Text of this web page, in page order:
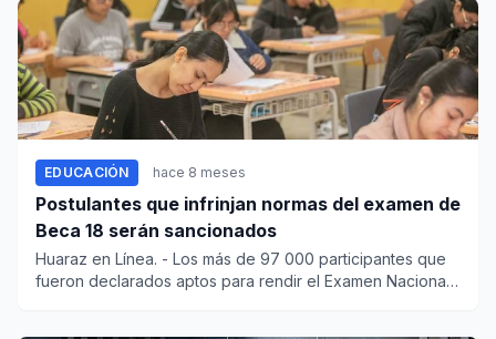
EDUCACIÓN hace 8 meses
Postulantes que infrinjan normas del examen de
Beca 18 serán sancionados
Huaraz en Línea. - Los más de 97 000 participantes que
fueron declarados aptos para rendir el Examen Nacional